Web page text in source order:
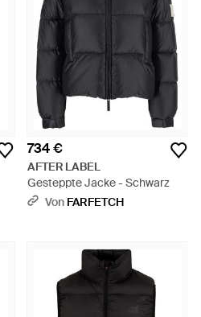
734 €
AFTER LABEL
Gesteppte Jacke - Schwarz
Von FARFETCH